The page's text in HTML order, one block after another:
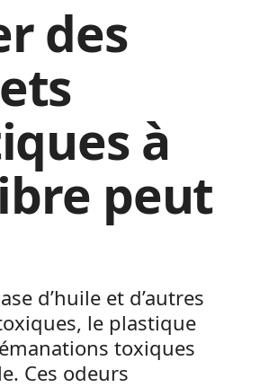
des
à
peut
d’huile et d’autres
le plastique
toxiques
Ces odeurs